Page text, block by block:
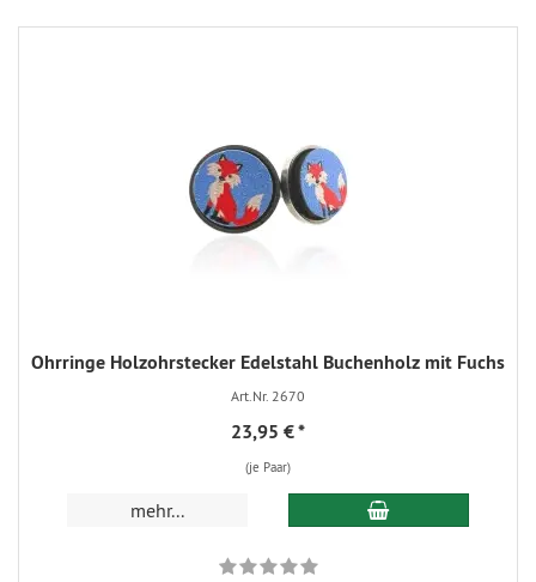
Ohrringe Holzohrstecker Edelstahl Buchenholz mit Fuchs
Art.Nr. 2670
23,95 €*
(je Paar)
mehr...